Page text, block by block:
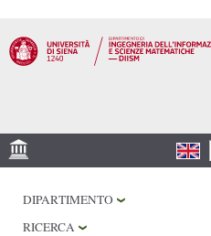
contenuto
principale
PHD PROGRAM
DIPARTIMENTO
RICERCA